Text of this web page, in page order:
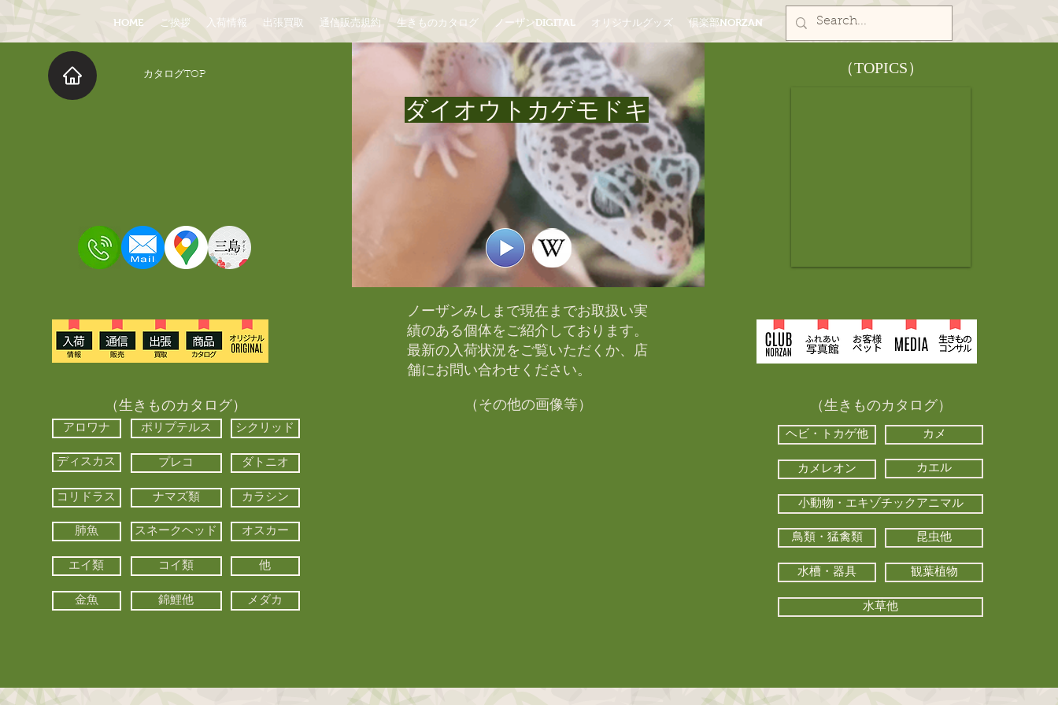
HOME ご挨拶 入荷情報 出張買取 通信販売規約 生きものカタログ ノーザンDIGITAL オリジナルグッズ 倶楽部NORZAN
​カタログTOP
ダイオウトカゲモドキ
​（TOPICS）
（生きものカタログ）
アロワナ ポリプテルス シクリッド
ディスカス プレコ ダトニオ
コリドラス ナマズ類 カラシン
肺魚 スネークヘッド オスカー
エイ類 コイ類 他
金魚 錦鯉他 メダカ
ノーザンみしまで現在までお取扱い実
績のある個体をご紹介しております。​
最新の入荷状況をご覧いただくか、店
舗にお問い合わせください。​
（その他の画像等） （生きものカタログ）
ヘビ・トカゲ他 カメ
カメレオン カエル
小動物・エキゾチックアニマル
鳥類・猛禽類 昆虫他
水槽・器具 観葉植物
水草他